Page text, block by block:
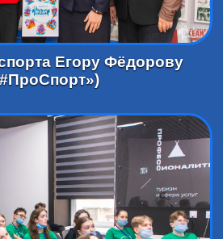
Егору Фёдорову